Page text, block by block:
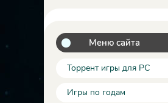
Меню сайта
Торрент игры для PC
Игры по годам